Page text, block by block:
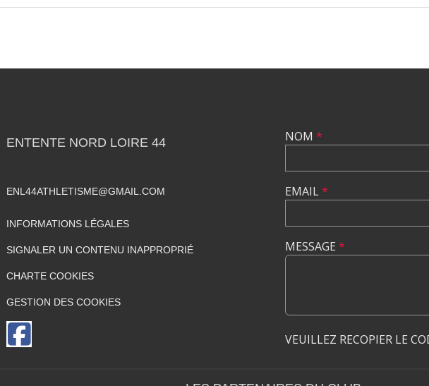
ENTENTE NORD LOIRE 44
ENL44ATHLETISME@GMAIL.COM
INFORMATIONS LÉGALES
SIGNALER UN CONTENU INAPPROPRIÉ
CHARTE COOKIES
GESTION DES COOKIES
NOM *
EMAIL*
MESSAGE *
VEUILLEZ RECOPIER LE